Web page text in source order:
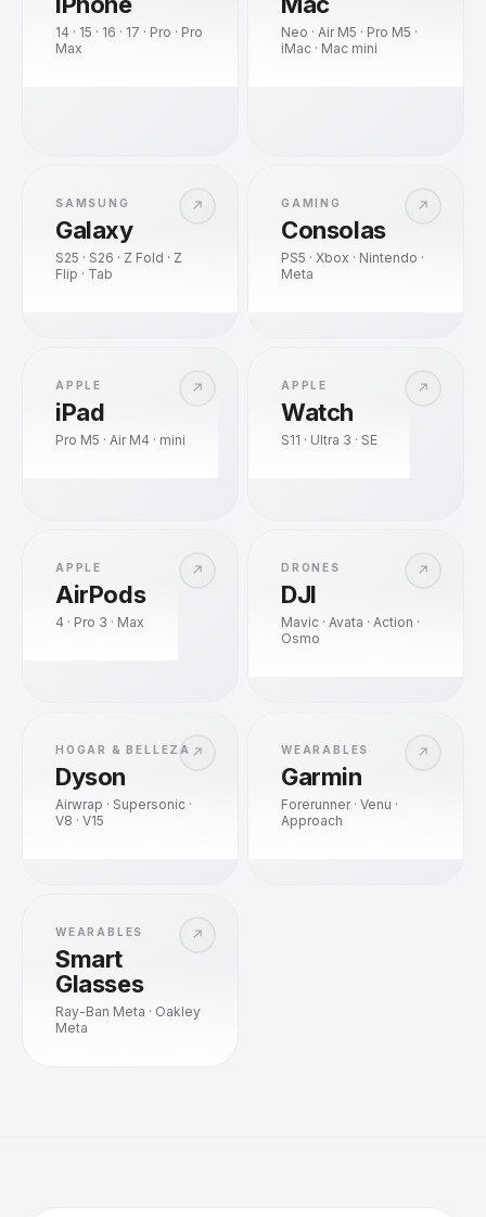
14 · 15 · 16 · 17 · Pro · Pro
Max
Neo · Air M5 · Pro M5 ·
iMac · Mac mini
↗
SAMSUNG
Galaxy
S25 · S26 · Z Fold · Z
Flip · Tab
↗
GAMING
Consolas
PS5 · Xbox · Nintendo ·
Meta
↗
APPLE
iPad
Pro M5 · Air M4 · mini
↗
APPLE
Watch
S11 · Ultra 3 · SE
↗
APPLE
AirPods
4 · Pro 3 · Max
↗
DRONES
DJI
Mavic · Avata · Action ·
Osmo
↗
HOGAR & BELLEZA
Dyson
Airwrap · Supersonic ·
V8 · V15
↗
WEARABLES
Garmin
Forerunner · Venu ·
Approach
↗
WEARABLES
Smart
Glasses
Ray-Ban Meta · Oakley
Meta